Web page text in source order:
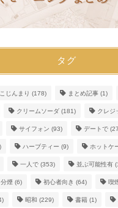
タグ
こじんまり (178) まとめ記事 (1)
クリームソーダ (181) クレジ
サイフォン (93) デートで
ハーブティー (9) ホットケ
一人で (353) 並ぶ可能性有
分煙 (6) 初心者向き (64) 喫
昭和 (229) 書籍 (1)